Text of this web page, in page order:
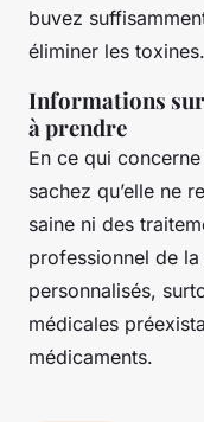
buvez
éliminer les toxines.
Informations
à prendre
En ce qui
sachez qu’elle ne
saine ni des
professionnel de
personnalisés,
médicales
médicaments.